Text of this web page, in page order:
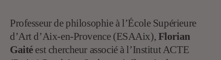
Professeur de philosophie à l’École Supérieure
d’Art d’Aix-en-Provence (ESAAix), Florian
Gaitéest chercheur associé à l’Institut ACTE